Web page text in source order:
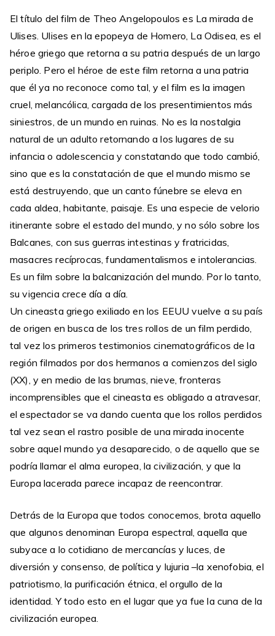
El título del film de Theo Angelopoulos es La mirada de
Ulises. Ulises en la epopeya de Homero, La Odisea, es el
héroe griego que retorna a su patria después de un largo
periplo. Pero el héroe de este film retorna a una patria
que él ya no reconoce como tal, y el film es la imagen
cruel, melancólica, cargada de los presentimientos más
siniestros, de un mundo en ruinas. No es la nostalgia
natural de un adulto retornando a los lugares de su
infancia o adolescencia y constatando que todo cambió,
sino que es la constatación de que el mundo mismo se
está destruyendo, que un canto fúnebre se eleva en
cada aldea, habitante, paisaje. Es una especie de velorio
itinerante sobre el estado del mundo, y no sólo sobre los
Balcanes, con sus guerras intestinas y fratricidas,
masacres recíprocas, fundamentalismos e intolerancias.
Es un film sobre la balcanización del mundo. Por lo tanto,
su vigencia crece día a día.
Un cineasta griego exiliado en los EEUU vuelve a su país
de origen en busca de los tres rollos de un film perdido,
tal vez los primeros testimonios cinematográficos de la
región filmados por dos hermanos a comienzos del siglo
(XX), y en medio de las brumas, nieve, fronteras
incomprensibles que el cineasta es obligado a atravesar,
el espectador se va dando cuenta que los rollos perdidos
tal vez sean el rastro posible de una mirada inocente
sobre aquel mundo ya desaparecido, o de aquello que se
podría llamar el alma europea, la civilización, y que la
Europa lacerada parece incapaz de reencontrar.
Detrás de la Europa que todos conocemos, brota aquello
que algunos denominan Europa espectral, aquella que
subyace a lo cotidiano de mercancías y luces, de
diversión y consenso, de política y lujuria –la xenofobia, el
patriotismo, la purificación étnica, el orgullo de la
identidad. Y todo esto en el lugar que ya fue la cuna de la
civilización europea.